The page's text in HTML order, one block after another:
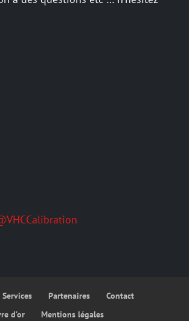
Services Partenaires
Contact
d’or
Mentions légales